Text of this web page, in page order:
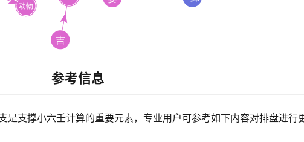
参考信息
是支撑小六壬计算的重要元素，专业用户可参考如下内容对排盘进行